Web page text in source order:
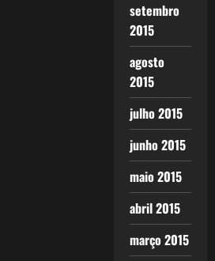
setembro
2015
agosto
2015
julho 2015
junho 2015
maio 2015
abril 2015
março 2015